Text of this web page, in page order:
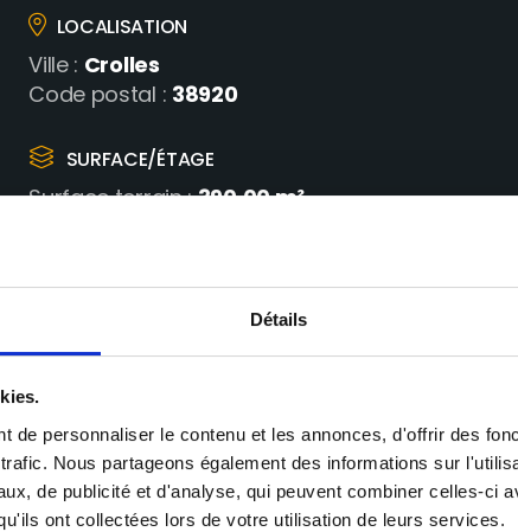
Détails
de personnaliser le contenu et les annonces, d'offrir des
Nous partageons également des informations sur
de publicité et d'analyse, qui peuvent combiner celles-ci
ont collectées lors de votre utilisation de leurs services.
LOCALISATION
Ville : Crolles
Code postal : 38920
SURFACE/ÉTAGE
Surface terrain :390.00 m²
CHAUFFAGE